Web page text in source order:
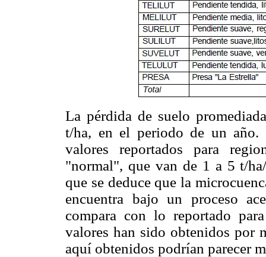
La pérdida de suelo
t/ha, en el periodo de un año.
valores reportados para
"normal", que van de 1 a 5 t/
que se deduce que la
encuentra bajo un proceso
compara con lo reportado
valores han sido obtenidos por
aquí obtenidos podrían parecer